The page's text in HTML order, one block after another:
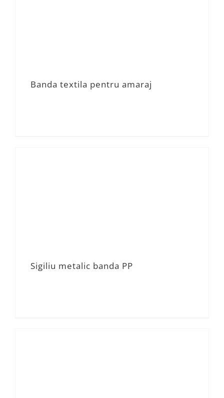
Banda textila pentru amaraj
Sigiliu metalic banda PP